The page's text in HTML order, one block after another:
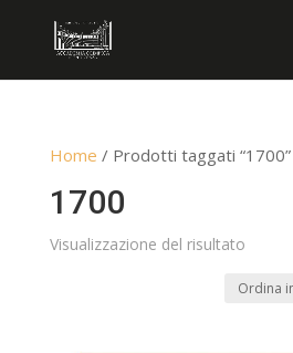
Home / Prodotti taggati “1700”
1700
Visualizzazione del risultato